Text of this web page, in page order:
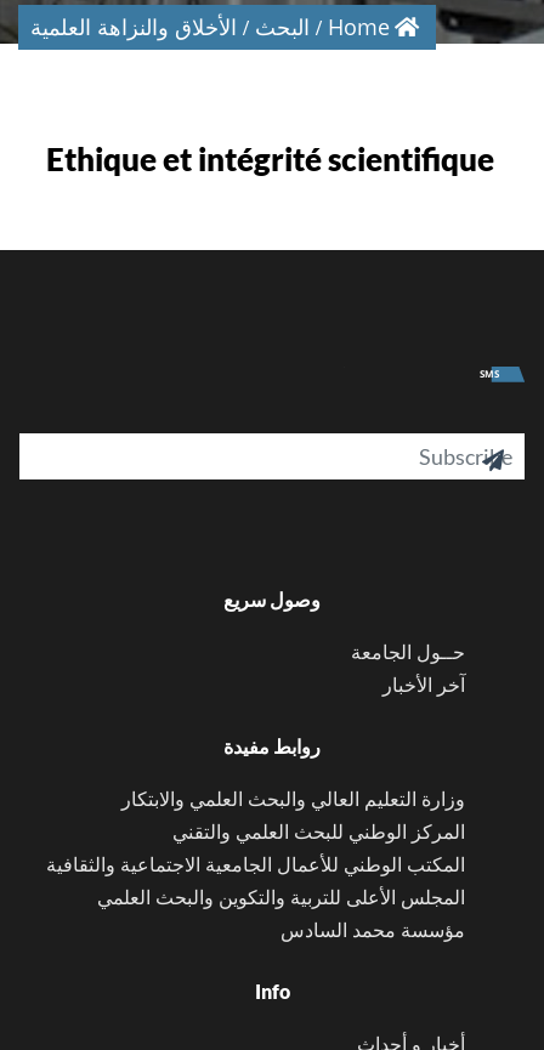
Home البحث الأخلاق والنزاهة العلمية
Ethique et intégrité scientifique
SMS

وصول سريع
حــول الجامعة
آخر الأخبار
روابط مفيدة
وزارة التعليم العالي والبحث العلمي والابتكار
المركز الوطني للبحث العلمي والتقني
المكتب الوطني للأعمال الجامعية الاجتماعية والثقافية
المجلس الأعلى للتربية والتكوين والبحث العلمي
مؤسسة محمد السادس
Info
أخبار و أحداث